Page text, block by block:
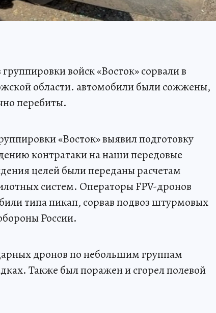
войск «Восток» сорвали в
области. автомобили были сожжены,
перебиты.
«Восток» выявил подготовку
контратаки на наши передовые
целей были переданы расчетам
систем. Операторы FPV-дронов
типа пикап, сорвав подвоз штурмовых
России.
дронов по небольшим группам
Также был поражен и сгорел полевой